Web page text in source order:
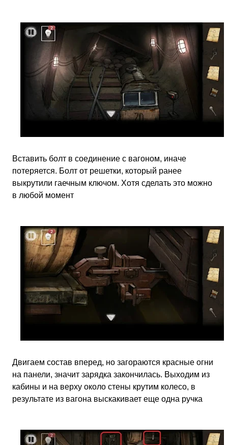
Вставить болт в соединение с вагоном, иначе
потеряется. Болт от решетки, который ранее
выкрутили гаечным ключом. Хотя сделать это можно
в любой момент
Двигаем состав вперед, но загораются красные огни
на панели, значит зарядка закончилась. Выходим из
кабины и на верху около стены крутим колесо, в
результате из вагона выскакивает еще одна ручка